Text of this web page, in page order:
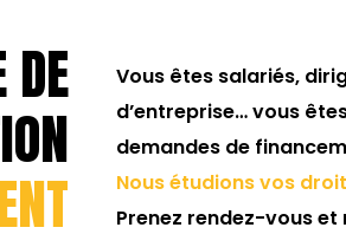
DE
Vous êtes salariés,
d’entreprise… vous
demandes de
Nous étudions vos
Prenez rendez-vous